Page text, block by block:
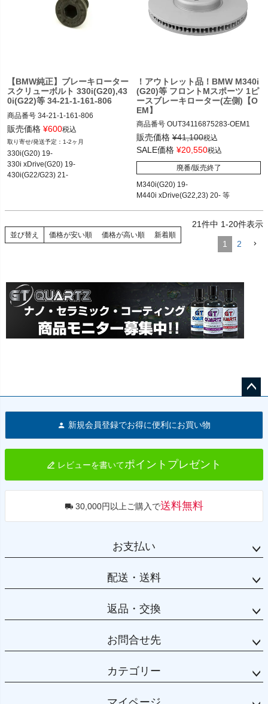
【BMW純正】ブレーキローター
スクリューボルト 330i(G20),43
0i(G22)等 34-21-1-161-806
商品番号 34-21-1-161-806
34-21-1-161-806
12BMR"34 21 1 161 806"
販売価格 ¥600税込
1-2ヶ月
330i(G20) 19-
330i xDrive(G20) 19-
430i(G22/G23) 21-
！アウトレット品！BMW M340i
(G20)等 フロントMスポーツ 1ピ
ースブレーキローター(左側)【O
EM】
商品番号 OUT34116875283-OEM1
元品番：34106875284-OEM1
12BMR：34116875283.OEM1
販売価格 ¥41,100税込
SALE価格 ¥20,550税込
廃番/販売終了
M340i(G20) 19-
M440i xDrive(G22,23) 20- 等
並び替え 価格が安い順 価格が高い順 新着順
21件中 1-20件表示
1 2
へ
新規会員登録でお得に便利にお買い物
レビューを書いてポイントプレゼント
30,000円以上ご購入で送料無料
お支払い
配送・送料
返品・交換
お問合せ先
カテゴリー